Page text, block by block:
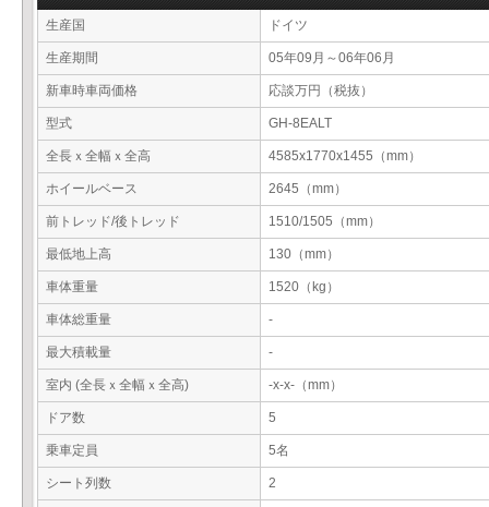
生産国 ドイツ
生産期間 05年09月～06年06月
新車時車両価格 応談万円（税抜）
型式 GH-8EALT
全長ｘ全幅ｘ全高 4585x1770x1455（mm）
ホイールベース 2645（mm）
前トレッド/後トレッド 1510/1505（mm）
最低地上高 130（mm）
車体重量 1520（kg）
車体総重量 -
最大積載量 -
室内 (全長ｘ全幅ｘ全高) -x-x-（mm）
ドア数 5
乗車定員 5名
シート列数 2